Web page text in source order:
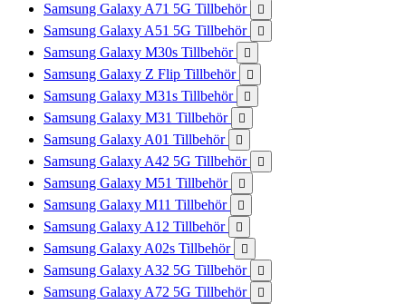
Samsung Galaxy A71 5G Tillbehör 
Samsung Galaxy A51 5G Tillbehör 
Samsung Galaxy M30s Tillbehör 
Samsung Galaxy Z Flip Tillbehör 
Samsung Galaxy M31s Tillbehör 
Samsung Galaxy M31 Tillbehör 
Samsung Galaxy A01 Tillbehör 
Samsung Galaxy A42 5G Tillbehör 
Samsung Galaxy M51 Tillbehör 
Samsung Galaxy M11 Tillbehör 
Samsung Galaxy A12 Tillbehör 
Samsung Galaxy A02s Tillbehör 
Samsung Galaxy A32 5G Tillbehör 
Samsung Galaxy A72 5G Tillbehör 